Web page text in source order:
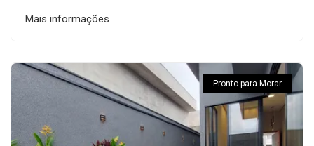
Mais informações
Pronto para Morar